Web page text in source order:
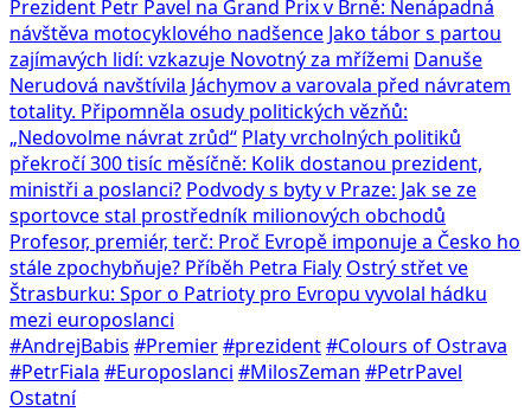
Prezident Petr Pavel na Grand Prix v Brně: Nenápadná
návštěva motocyklového nadšence Jako tábor s partou
zajímavých lidí: vzkazuje Novotný za mřížemi Danuše
Nerudová navštívila Jáchymov a varovala před návratem
totality. Připomněla osudy politických vězňů:
„Nedovolme návrat zrůd“ Platy vrcholných politiků
překročí 300 tisíc měsíčně: Kolik dostanou prezident,
ministři a poslanci? Podvody s byty v Praze: Jak se ze
sportovce stal prostředník milionových obchodů
Profesor, premiér, terč: Proč Evropě imponuje a Česko ho
stále zpochybňuje? Příběh Petra Fialy Ostrý střet ve
Štrasburku: Spor o Patrioty pro Evropu vyvolal hádku
mezi europoslanci
#AndrejBabis #Premier#prezident#Colours of Ostrava
#PetrFiala #Europoslanci #MilosZeman #PetrPavel
Ostatní